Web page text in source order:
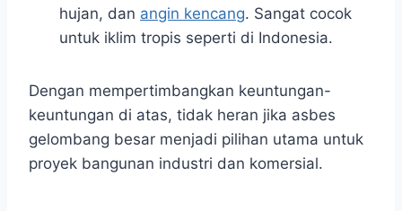
hujan, dan angin kencang. Sangat cocok
untuk iklim tropis seperti di Indonesia.
Dengan mempertimbangkan keuntungan-
keuntungan di atas, tidak heran jika asbes
gelombang besar menjadi pilihan utama untuk
proyek bangunan industri dan komersial.